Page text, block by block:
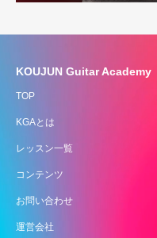
KOUJUN Guitar Academy
TOP
KGAとは
レッスン一覧
コンテンツ
お問い合わせ
運営会社